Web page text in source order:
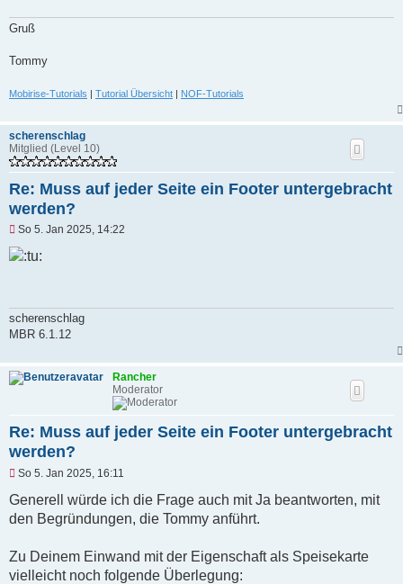
e
i
r
a
Gruß
Tommy
Mobirise-Tutorials | Tutorial Übersicht | NOF-Tutorials
scherenschlag
Mitglied (Level 10)
Re: Muss auf jeder Seite ein Footer untergebracht
werden?
U
g
e
n
e
e
a
So 5. Jan 2025, 14:22
scherenschlag
MBR 6.1.12
Rancher
Moderator
Re: Muss auf jeder Seite ein Footer untergebracht
werden?
U
g
l
e
n
So 5. Jan 2025, 16:11
Generell würde ich die Frage auch mit Ja beantworten, mit
den Begründungen, die Tommy anführt.
Zu Deinem Einwand mit der Eigenschaft als Speisekarte
vielleicht noch folgende Überlegung: